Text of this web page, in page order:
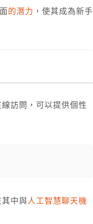
的潛力 ，使其成為新手
訪問，可以提供個性
中與人工智慧聊天機